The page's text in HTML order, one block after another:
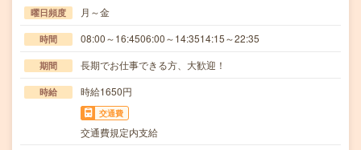
曜日頻度 月～金
時間 08:00～16:4506:00～14:3514:15～22:35
期間 長期でお仕事できる方、大歓迎！
時給 時給1650円
交通費
交通費規定内支給